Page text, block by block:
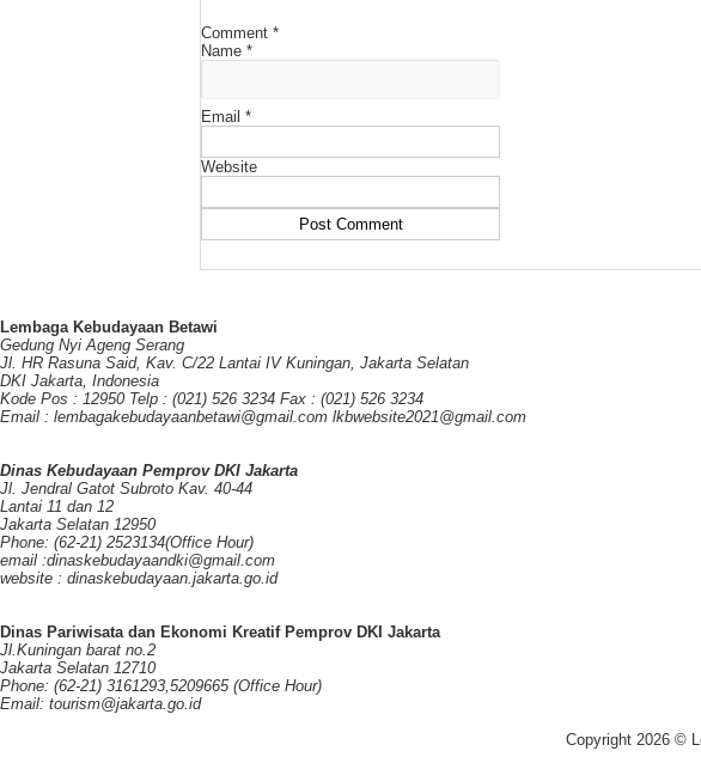
Comment *
Name *
Email *
Website
Lembaga Kebudayaan Betawi
Gedung Nyi Ageng Serang
Jl. HR Rasuna Said, Kav. C/22 Lantai IV Kuningan, Jakarta Selatan
DKI Jakarta, Indonesia
Kode Pos : 12950 Telp : (021) 526 3234 Fax : (021) 526 3234
Email : lembagakebudayaanbetawi@gmail.com lkbwebsite2021@gmail.com
Dinas Kebudayaan Pemprov DKI Jakarta
Jl. Jendral Gatot Subroto Kav. 40-44
Lantai 11 dan 12
Jakarta Selatan 12950
Phone: (62-21) 2523134(Office Hour)
email :dinaskebudayaandki@gmail.com
website : dinaskebudayaan.jakarta.go.id
Dinas Pariwisata dan Ekonomi Kreatif Pemprov DKI Jakarta
Jl.Kuningan barat no.2
Jakarta Selatan 12710
Phone: (62-21) 3161293,5209665 (Office Hour)
Email: tourism@jakarta.go.id
Copyright 2026 ©